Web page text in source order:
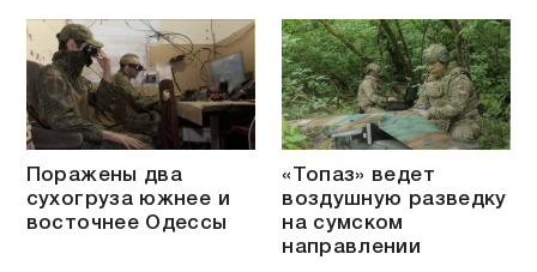
Поражены два
сухогруза южнее и
восточнее Одессы
«Топаз» ведет
воздушную разведку
на сумском
направлении